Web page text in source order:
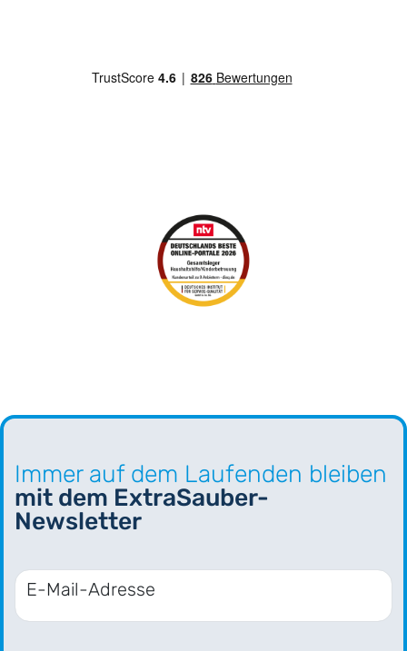
Immer auf dem Laufenden bleiben
mit dem ExtraSauber-
Newsletter
E-Mail-Adresse